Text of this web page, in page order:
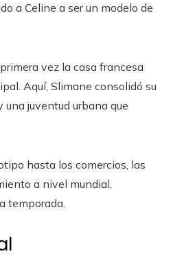
a Celine a ser un modelo de
vez la casa francesa
Aquí, Slimane consolidó su
juventud urbana que
hasta los comercios, las
a nivel mundial,
temporada.